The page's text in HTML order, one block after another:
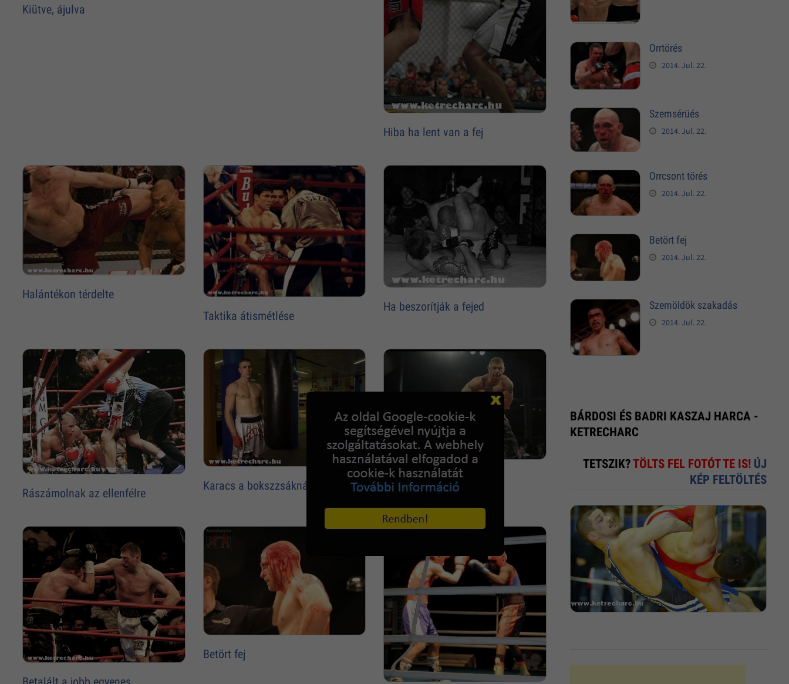
Kiütve, ájulva
Hiba ha lent van a fej
Halántékon térdelte
Taktika átismétlése
Ha beszorítják a fejed
Rászámolnak az ellenfélre
Karacs a bokszzsáknál
Gyomron térdelés
Betört fej
Orrtörés
2014. Jul. 22.
Szemsérüés
2014. Jul. 22.
Orrcsont törés
2014. Jul. 22.
Betört fej
2014. Jul. 22.
Szemöldök szakadás
2014. Jul. 22.
BÁRDOSI ÉS BADRI KASZAJ HARCA -
KETRECHARC
TETSZIK?TÖLTS FEL FOTÓT TE IS! ÚJ
KÉP FELTÖLTÉS